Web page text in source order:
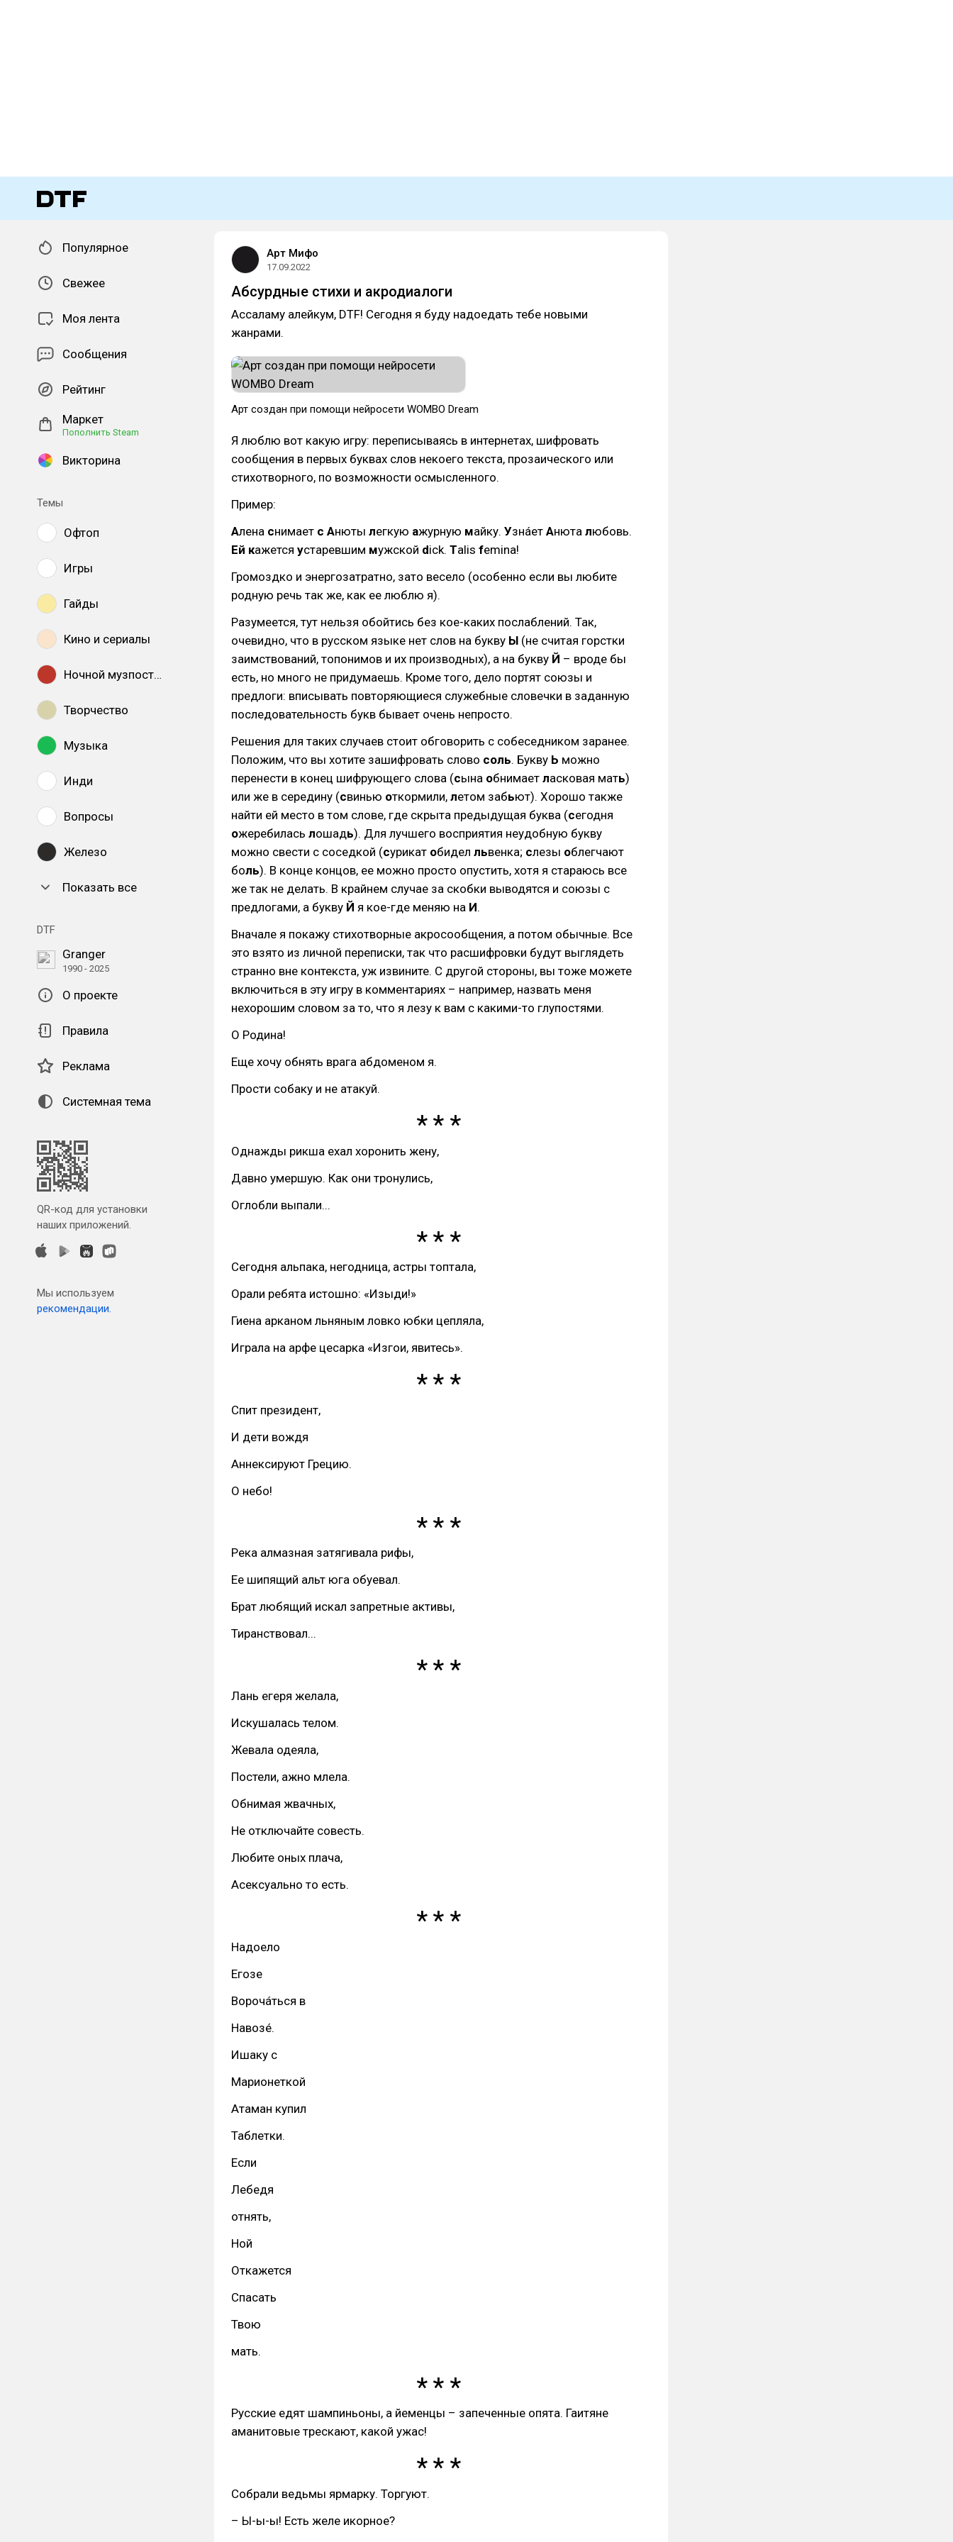
Популярное
Свежее
Моя лента
Сообщения
Рейтинг
Маркет
Пополнить Steam
Викторина
Темы
Офтоп
Игры
Гайды
Кино и сериалы
Ночной музпостинг
Творчество
Музыка
Инди
Вопросы
Железо
Показать все
DTF
Granger
1990 - 2025
О проекте
Правила
Реклама
Системная тема
QR-код для установки
наших приложений.
Мы используем
рекомендации.
Арт Мифо
17.09.2022
Абсурдные стихи и акродиалоги
Ассаламу алейкум, DTF! Сегодня я буду надоедать тебе новыми
жанрами.
Арт создан при помощи нейросети WOMBO Dream
Я люблю вот какую игру: переписываясь в интернетах, шифровать
сообщения в первых буквах слов некоего текста, прозаического или
стихотворного, по возможности осмысленного.
Пример:
Алена снимает с Анюты легкую ажурную майку. Узнáет Анюта любовь.
Ей кажется устаревшим мужской dick. Talis femina!
Громоздко и энергозатратно, зато весело (особенно если вы любите
родную речь так же, как ее люблю я).
Разумеется, тут нельзя обойтись без кое-каких послаблений. Так,
очевидно, что в русском языке нет слов на букву Ы (не считая горстки
заимствований, топонимов и их производных), а на букву Й – вроде бы
есть, но много не придумаешь. Кроме того, дело портят союзы и
предлоги: вписывать повторяющиеся служебные словечки в заданную
последовательность букв бывает очень непросто.
Решения для таких случаев стоит обговорить с собеседником заранее.
Положим, что вы хотите зашифровать слово соль. Букву Ь можно
перенести в конец шифрующего слова (сына обнимает ласковая мать)
или же в середину (свинью откормили, летом забьют). Хорошо также
найти ей место в том слове, где скрыта предыдущая буква (сегодня
ожеребилась лошадь). Для лучшего восприятия неудобную букву
можно свести с соседкой (сурикат обидел львенка; слезы облегчают
боль). В конце концов, ее можно просто опустить, хотя я стараюсь все
же так не делать. В крайнем случае за скобки выводятся и союзы с
предлогами, а букву Й я кое-где меняю на И.
Вначале я покажу стихотворные акросообщения, а потом обычные. Все
это взято из личной переписки, так что расшифровки будут выглядеть
странно вне контекста, уж извините. С другой стороны, вы тоже можете
включиться в эту игру в комментариях – например, назвать меня
нехорошим словом за то, что я лезу к вам с какими-то глупостями.
О Родина!
Еще хочу обнять врага абдоменом я.
Прости собаку и не атакуй.
Однажды рикша ехал хоронить жену,
Давно умершую. Как они тронулись,
Оглобли выпали...
Сегодня альпака, негодница, астры топтала,
Орали ребята истошно: «Изыди!»
Гиена арканом льняным ловко юбки цепляла,
Играла на арфе цесарка «Изгои, явитесь».
Спит президент,
И дети вождя
Аннексируют Грецию.
О небо!
Река алмазная затягивала рифы,
Ее шипящий альт юга обуевал.
Брат любящий искал запретные активы,
Тиранствовал...
Лань егеря желала,
Искушалась телом.
Жевала одеяла,
Постели, ажно млела.
Обнимая жвачных,
Не отключайте совесть.
Любите оных плача,
Асексуально то есть.
Надоело
Егозе
Ворочáться в
Навозé.
Ишаку с
Марионеткой
Атаман купил
Таблетки.
Если
Лебедя
отнять,
Ной
Откажется
Спасать
Твою
мать.
Русские едят шампиньоны, а йеменцы – запеченные опята. Гаитяне
аманитовые трескают, какой ужас!
Собрали ведьмы ярмарку. Торгуют.
– Ы-ы-ы! Есть желе икорное?